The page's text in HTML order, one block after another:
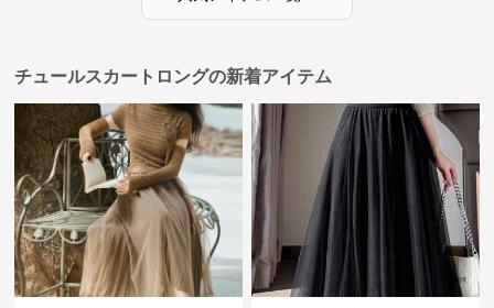
チュールスカートロングの新着アイテム